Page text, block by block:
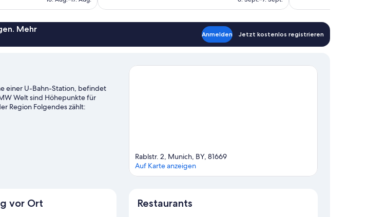
Mehr
Anmelden Jetzt kostenlos registrieren
einer U-Bahn-Station, befindet
Welt sind Höhepunkte für
Region Folgendes zählt:
den Veranstaltungskalender
Rablstr. 2, Munich, BY, 81669
Auf Karte anzeigen
vor Ort Restaurants